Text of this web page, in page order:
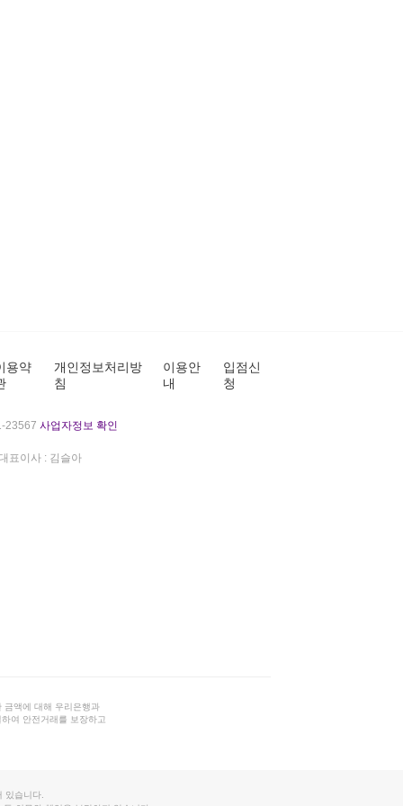
용약
개인정보처리방
침
이용안
내
입점신
청
23567 사업자정보 확인
표이사 : 김슬아
금액에 대해 우리은행과
여 안전거래를 보장하고
있습니다.